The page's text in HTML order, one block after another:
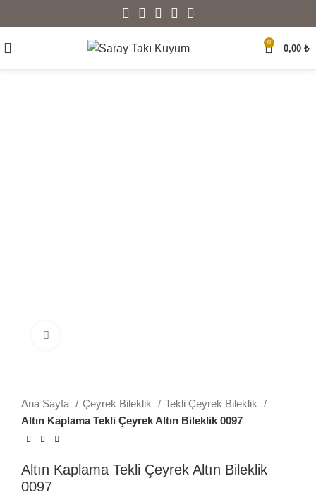
0
0,00 ₺
Ana Sayfa Çeyrek Bileklik
Tekli Çeyrek Bileklik
Altın Kaplama Tekli Çeyrek Altın Bileklik 0097
Altın Kaplama Tekli Çeyrek Altın Bileklik
0097